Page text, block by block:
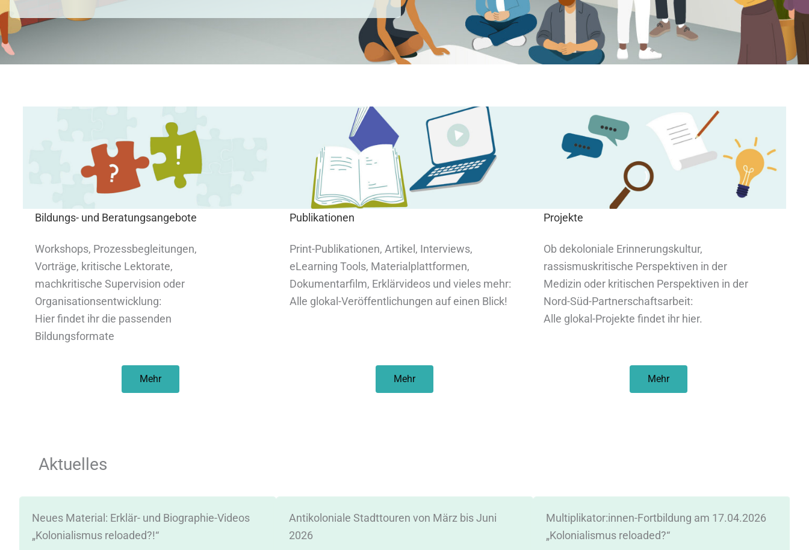
Bildungs- und Beratungsangebote
Workshops, Prozessbegleitungen,
Vorträge, kritische Lektorate,
machkritische Supervision oder
Organisationsentwicklung:
Hier findet ihr die passenden
Bildungsformate
Mehr
Publikationen
Print-Publikationen, Artikel, Interviews,
eLearning Tools, Materialplattformen,
Dokumentarfilm, Erklärvideos und vieles mehr:
Alle glokal-Veröffentlichungen auf einen Blick!
Mehr
Projekte
Ob dekoloniale Erinnerungskultur,
rassismuskritische Perspektiven in der
Medizin oder kritischen Perspektiven in der
Nord-Süd-Partnerschaftsarbeit:
Alle glokal-Projekte findet ihr hier.
Mehr
Aktuelles
Neues Material: Erklär- und Biographie-Videos
„Kolonialismus reloaded?!“
Antikoloniale Stadttouren von März bis Juni
2026
Multiplikator:innen-Fortbildung am 17.04.2026
„Kolonialismus reloaded?“